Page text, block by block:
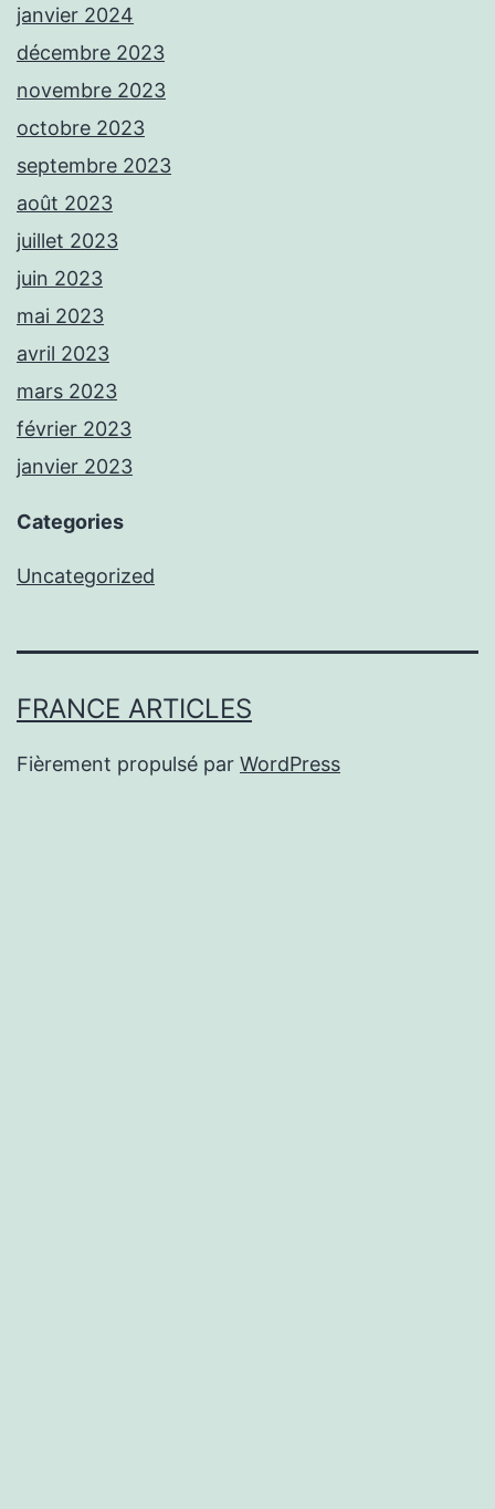
janvier 2024
décembre 2023
novembre 2023
octobre 2023
septembre 2023
août 2023
juillet 2023
juin 2023
mai 2023
avril 2023
mars 2023
février 2023
janvier 2023
Categories
Uncategorized
FRANCE ARTICLES
Fièrement propulsé par WordPress